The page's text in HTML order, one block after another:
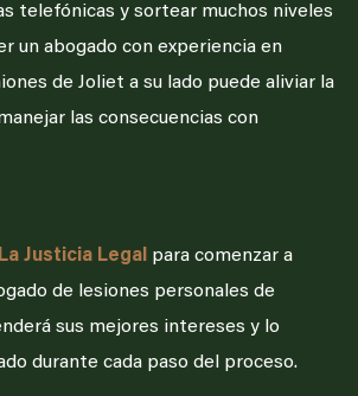
telefónicas y sortear muchos niveles
un abogado con experiencia en
de Joliet a su lado puede aliviar la
las consecuencias con
La Justicia Legal para comenzar a
de lesiones personales de
sus mejores intereses y lo
durante cada paso del proceso.